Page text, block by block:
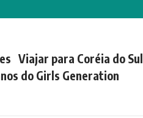
Viajar para Coréia do Sul
do Girls Generation